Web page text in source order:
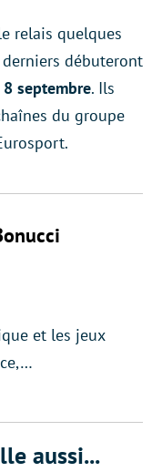
relais quelques
derniers débuteront
8 septembre. Ils
du groupe
et les jeux
aussi...